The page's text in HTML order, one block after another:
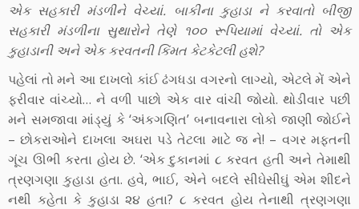
એક સહકારી મંડળીને વેચ્યાં. બાકીના કુહાડા ને કરવાતો બીજી
સહકારી મંડળીના સુથારોને તેણે ૧૦૦ રૂપિયામાં વેચ્યાં. તો એક
કુહાડાની અને એક કરવતની કિંમત કેટકેટલી હશે?
પહેલાં તો મને આ દાખલો કાંઈ ઢંગધડા વગરનો લાગ્યો, એટલે મેં એને
ફરીવાર વાંચ્યો… ને વળી પાછો એક વાર વાંચી જોયો. થોડીવાર પછી
મને સમજાવા માંડ્યું કે ‘અંકગણિત’ બનાવનારા લોકો જાણી જોઈને
– છોકરાઓને દાખલા અઘરા પડે તેટલા માટે જ ને! – વગર મફતની
ગૂંચ ઊભી કરતા હોય છે. ‘એક દુકાનમાં ૮ કરવત હતી અને તેમાથી
ત્રણગણા કુહાડા હતા. હવે, ભાઈ, એને બદલે સીઘેસીઘું એમ શીદને
નથી કહેતા કે કુહાડા ૨૪ હતા? ૮ કરવત હોય તેનાથી ત્રણગણા